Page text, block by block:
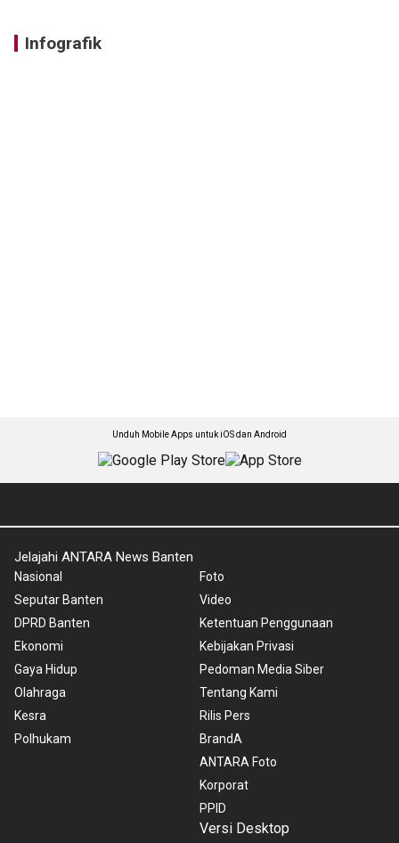
Infografik
Unduh Mobile Apps untuk iOS dan Android
Jelajahi ANTARA News Banten
Nasional
Seputar Banten
DPRD Banten
Ekonomi
Gaya Hidup
Olahraga
Kesra
Polhukam
Foto
Video
Ketentuan Penggunaan
Kebijakan Privasi
Pedoman Media Siber
Tentang Kami
Rilis Pers
BrandA
ANTARA Foto
Korporat
PPID
Versi Desktop